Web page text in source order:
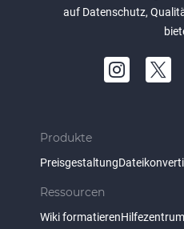
auf Datenschutz,
Produkte
Preisgestaltung
Ressourcen
Wiki formatierenHilfezentrum